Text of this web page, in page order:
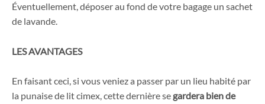
Éventuellement, déposer au fond de votre bagage un sachet
de lavande.
LES AVANTAGES
En faisant ceci, si vous veniez a passer par un lieu habité par
la punaise de lit cimex, cette dernière se gardera bien de